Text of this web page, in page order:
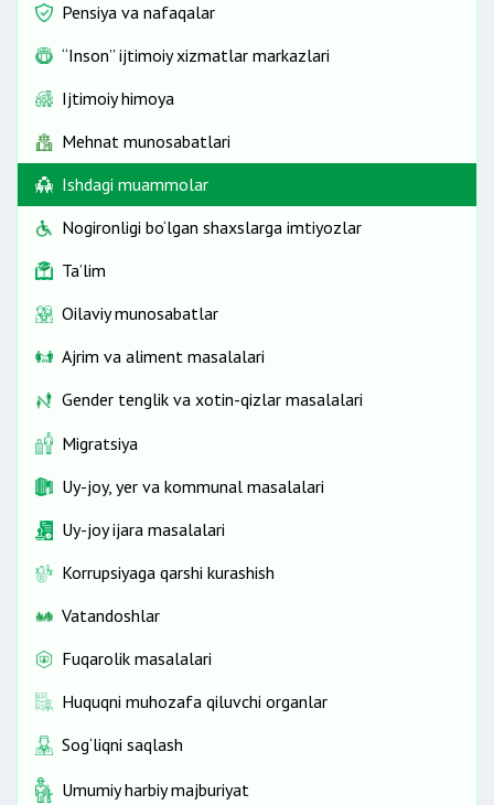
Pensiya va nafaqalar
“Inson” ijtimoiy xizmatlar markazlari
Ijtimoiy himoya
Mehnat munosabatlari
Ishdagi muammolar
Nogironligi bo‘lgan shaxslarga imtiyozlar
Ta’lim
Oilaviy munosabatlar
Ajrim va aliment masalalari
Gender tenglik va xotin-qizlar masalalari
Migratsiya
Uy-joy, yer va kommunal masalalari
Uy-joy ijara masalalari
Korrupsiyaga qarshi kurashish
Vatandoshlar
Fuqarolik masalalari
Huquqni muhozafa qiluvchi organlar
Sog‘liqni saqlash
Umumiy harbiy majburiyat